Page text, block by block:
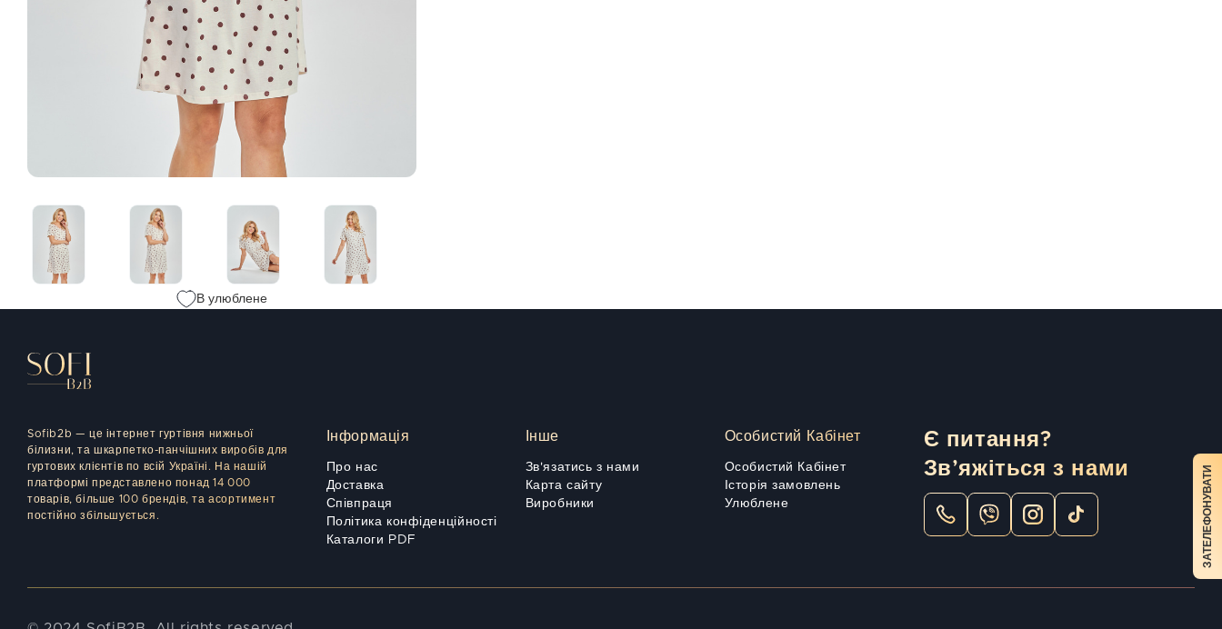
В улюблене
Sofib2b — це інтернет гуртівня нижньої
білизни, та шкарпетко-панчішних виробів для
гуртових клієнтів по всій Україні. На нашій
платформі представлено понад 14 000
товарів, більше 100 брендів, та асортимент
постійно збільшується.
Інформація
Про нас
Доставка
Співпраця
Політика конфіденційності
Каталоги PDF
Інше
Зв'язатись з нами
Карта сайту
Виробники
Особистий Кабінет
Особистий Кабінет
Історія замовлень
Улюблене
Є питання?
Зв’яжіться з нами
ЗАТЕЛЕФОНУВАТИ